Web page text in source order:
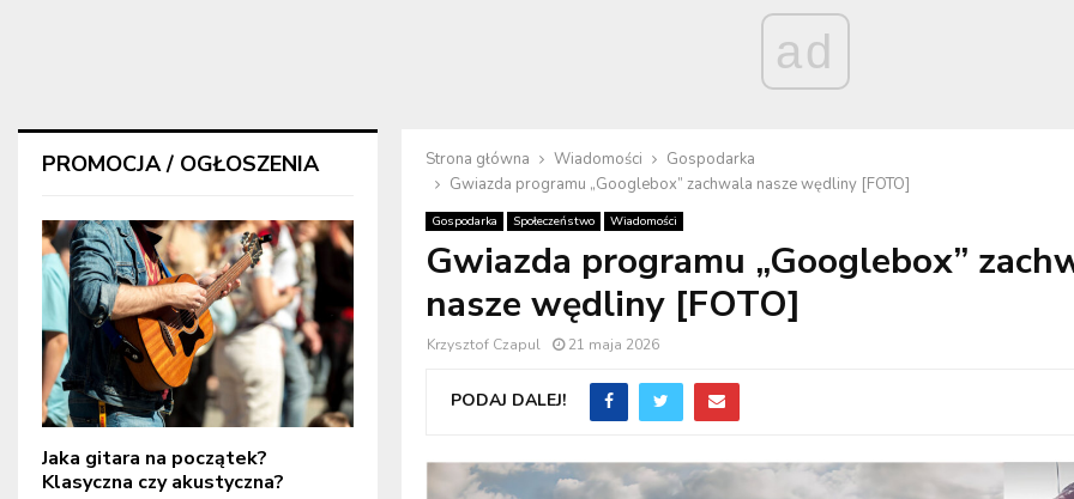
ad
Strona główna Wiadomości
Gospodarka
Gwiazda programu „Googlebox” zachwala nasze wędliny [FOTO]
Gospodarka Społeczeństwo Wiadomości
Gwiazda programu „Googlebox”
nasze wędliny [FOTO]
Krzysztof Czapul 21 maja 2026
PODAJ DALEJ!
PROMOCJA / OGŁOSZENIA
Jaka gitara na początek?
Klasyczna czy akustyczna?